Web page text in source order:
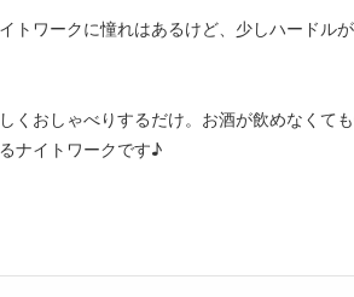
トワークに憧れはあるけど、少しハード
くおしゃべりするだけ。お酒が飲めなくて
ナイトワークです♪